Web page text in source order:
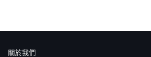
關於我們